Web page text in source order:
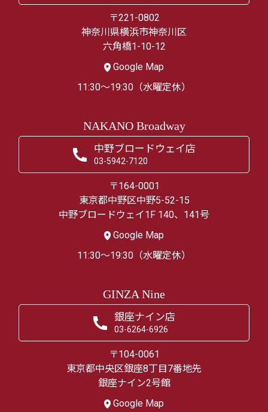
〒221-0802
神奈川県横浜市神奈川区
六角橋1-10-12
Google Map
11:30～19:30（水曜定休）
NAKANO Broadway
中野ブロードウェイ店
03-5942-7120
〒164-0001
東京都中野区中野5-52-15
中野ブロードウェイ1F 140、141号
Google Map
11:30～19:30（水曜定休）
GINZA Nine
銀座ナイン店
03-6264-6926
〒104-0061
東京都中央区銀座8丁目7番地先
銀座ナイン2号館
Google Map